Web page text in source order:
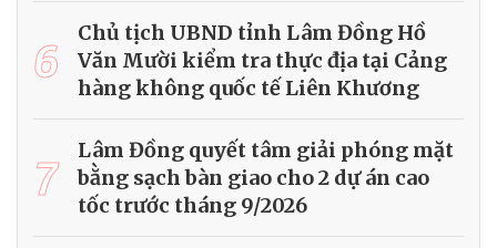
6
Chủ tịch UBND tỉnh Lâm Đồng Hồ
Văn Mười kiểm tra thực địa tại Cảng
hàng không quốc tế Liên Khương
7
Lâm Đồng quyết tâm giải phóng mặt
bằng sạch bàn giao cho 2 dự án cao
tốc trước tháng 9/2026